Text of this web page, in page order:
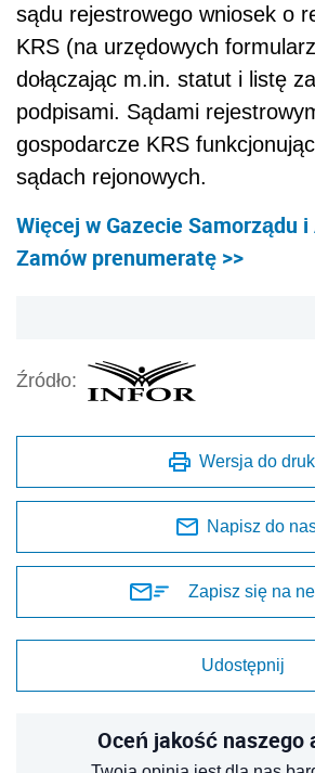
sądu rejestrowego wniosek o
KRS (na urzędowych
dołączając m.in. statut i listę
podpisami. Sądami
gospodarcze KRS
sądach rejonowych.
Więcej w Gazecie Samorządu
Zamów prenumeratę >>
Źródło:
Wersja do
Napisz do
Zapisz się na
Udostępnij
Oceń jakość naszego